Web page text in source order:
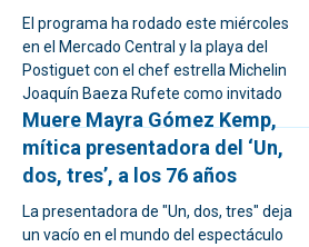
El programa ha rodado este miércoles
en el Mercado Central y la playa del
Postiguet con el chef estrella Michelin
Joaquín Baeza Rufete como invitado
Muere Mayra Gómez Kemp,
mítica presentadora del ‘Un,
dos, tres’, a los 76 años
La presentadora de "Un, dos, tres" deja
un vacío en el mundo del espectáculo